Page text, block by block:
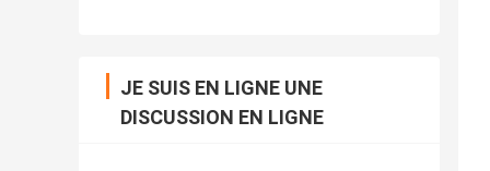
JE SUIS EN LIGNE UNE
DISCUSSION EN LIGNE